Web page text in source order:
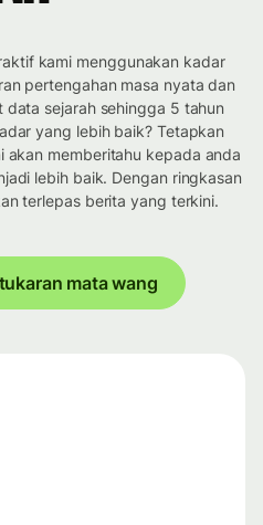
kami menggunakan kadar
pertengahan masa nyata dan
data sejarah sehingga 5 tahun
yang lebih baik? Tetapkan
akan memberitahu kepada anda
lebih baik. Dengan ringkasan
terlepas berita yang terkini.
mata wang